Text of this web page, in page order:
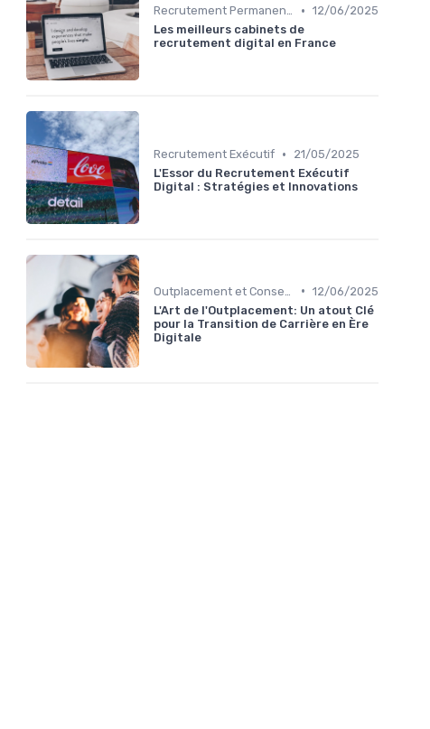
Recrutement Permanent et Temporaire • 12/06/2025
Les meilleurs cabinets de
recrutement digital en France
Recrutement Exécutif •
21/05/2025
L'Essor du Recrutement Exécutif
Digital : Stratégies et Innovations
• 12/06/2025
L'Art de l'Outplacement: Un atout Clé
pour la Transition de Carrière en Ère
Digitale